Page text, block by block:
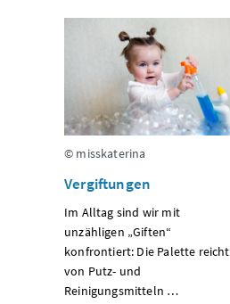
© misskaterina
Vergiftungen
Im Alltag sind wir mit
unzähligen „Giften“
konfrontiert: Die Palette reicht
von Putz- und
Reinigungsmitteln …